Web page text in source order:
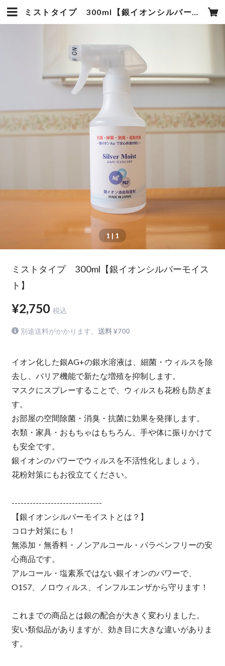
ミストタイプ 300ml【銀イオンシルバーモイスト】 | UTAHANA*OFFICE
1 | 1
ミストタイプ 300ml【銀イオンシルバーモイス
ト】
¥2,750 税込
別途送料がかかります。送料 ¥700
イオン化した銀AG+の銀水溶液は、細菌・ウィルスを除
去し、バリア機能で新たな増殖を抑制します。
マスクにスプレーすることで、ウィルスも花粉も防ぎま
す。
お部屋の空間除菌・消臭・抗菌に効果を発揮します。
衣類・家具・おもちゃはもちろん、手や体に振りかけて
も安全です。
銀イオンのパワーでウィルスを不活性化しましょう。
花粉対策にもお役立てください。
------------------------------
【銀イオンシルバーモイストとは？】
コロナ対策にも！
無添加・無香料・ノンアルコール・パラペンフリーの安
心商品です。
アルコール・塩素系ではない銀イオンのパワーで、
O157、ノロウィルス、インフルエンザから守ります！
これまでの商品とは銀の配合が大きく変わりました。
安い類似品がありますが、効き目に大きな違いがありま
す。